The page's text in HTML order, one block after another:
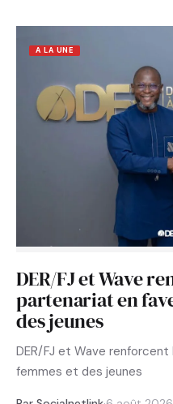
A LA UNE
DER/FJ et Wave
partenariat en
des jeunes
DER/FJ et Wave
femmes et des jeunes